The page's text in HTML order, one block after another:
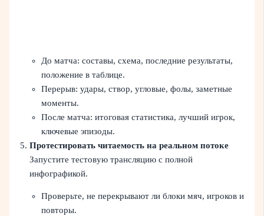
До матча: составы, схема, последние результаты,
положение в таблице.
Перерыв: удары, створ, угловые, фолы, заметные
моменты.
После матча: итоговая статистика, лучший игрок,
ключевые эпизоды.
Протестировать читаемость на реальном потоке
Запустите тестовую трансляцию с полной
инфографикой.
Проверьте, не перекрывают ли блоки мяч, игроков и
повторы.